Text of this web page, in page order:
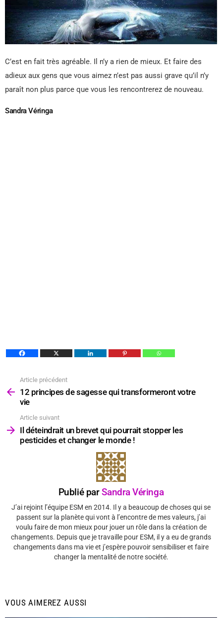
C’est en fait très agréable. Il n’y a rien de mieux. Et faire des
adieux aux gens que vous aimez n’est pas aussi grave qu’il n’y
paraît non plus parce que vous les rencontrerez de nouveau.
Sandra Véringa
plus
Article précédent
12 principes de sagesse qui transformeront votre
vie
Article suivant
Il déteindrait un brevet qui pourrait stopper les
pesticides et changer le monde !
Publié parSandra Véringa
J’ai rejoint l’équipe ESM en 2014. Il y a beaucoup de choses qui se
passent sur la planète qui vont à l’encontre de mes valeurs, j’ai
voulu faire de mon mieux pour jouer un rôle dans la création de
changements. Depuis que je travaille pour ESM, il y a eu de grands
changements dans ma vie et j’espère pouvoir sensibiliser et faire
changer la mentalité de notre société.
VOUS AIMEREZ AUSSI